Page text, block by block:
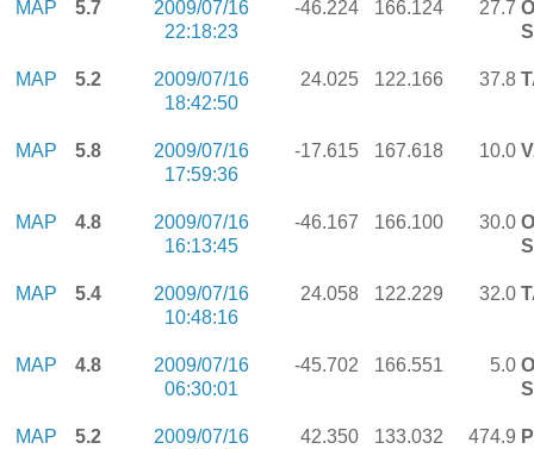
MAP 5.7
2009/07/16
22:18:23
-46.224 166.124 27.7
MAP 5.2
2009/07/16
18:42:50
24.025 122.166 37.8
MAP 5.8
2009/07/16
17:59:36
-17.615 167.618 10.0
MAP 4.8
2009/07/16
16:13:45
-46.167 166.100 30.0
MAP 5.4
2009/07/16
10:48:16
24.058 122.229 32.0
MAP 4.8
2009/07/16
06:30:01
-45.702 166.551 5.0
MAP 5.2
2009/07/16
42.350 133.032 474.9